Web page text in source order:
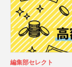
編集部セレクト